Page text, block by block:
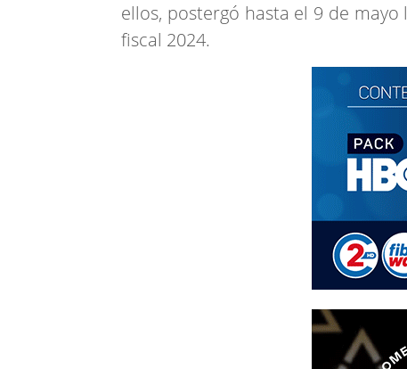
ellos, postergó hasta el 9 de
fiscal 2024.